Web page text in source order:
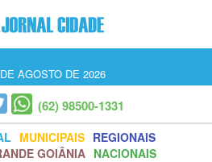
AGOSTO DE 2026
(62) 98500-1331
MUNICIPAIS REGIONAIS
GOIÂNIA NACIONAIS